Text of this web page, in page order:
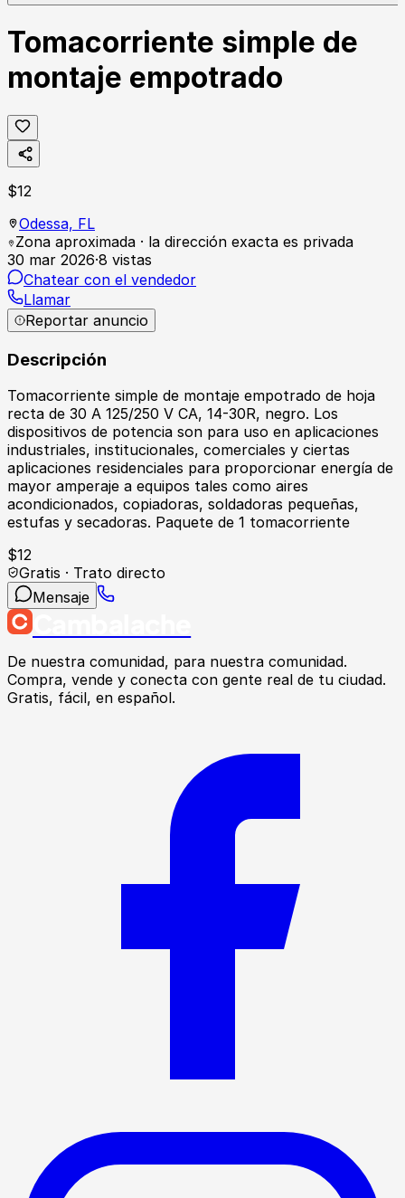
Tomacorriente simple de
montaje empotrado
$12
Odessa, FL
Zona aproximada · la dirección exacta es privada
30 mar 2026·8 vistas
Chatear con el vendedor
Llamar
Reportar anuncio
Descripción
Tomacorriente simple de montaje empotrado de hoja
recta de 30 A 125/250 V CA, 14-30R, negro. Los
dispositivos de potencia son para uso en aplicaciones
industriales, institucionales, comerciales y ciertas
aplicaciones residenciales para proporcionar energía de
mayor amperaje a equipos tales como aires
acondicionados, copiadoras, soldadoras pequeñas,
estufas y secadoras. Paquete de 1 tomacorriente
$12
Gratis · Trato directo
Mensaje
De nuestra comunidad, para nuestra comunidad.
Compra, vende y conecta con gente real de tu ciudad.
Gratis, fácil, en español.